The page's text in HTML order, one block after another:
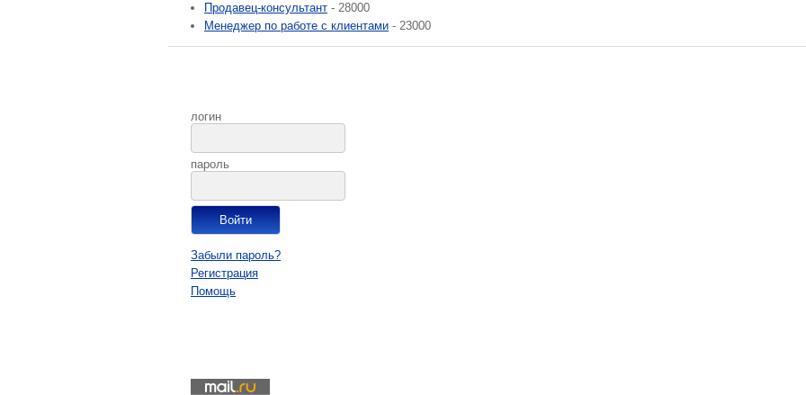
Продавец-консультант - 28000
Менеджер по работе с клиентами - 23000
логин
пароль
Забыли пароль?
Регистрация
Помощь